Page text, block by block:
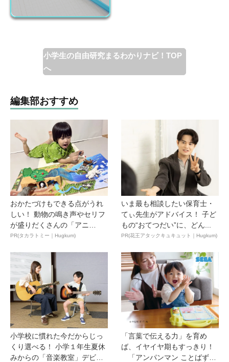
小学生の自由研究まるわかりナビ！TOP
へ
編集部おすすめ
おかたづけもできる点がうれ
しい！ 動物の鳴き声やセリフ
が盛りだくさんの「アニ
ア ...
PR(タカラトミー｜Hugkum)
いま最も相談したい保育士・
てぃ先生がアドバイス！ 子ど
もの“おてつだい”に、どん...
PR(花王アタックキュキュット｜Hugkum)
小学校に慣れた今だからじっ
くり選べる！ 小学１年生夏休
みからの「音楽教室」デビ
「言葉で伝える力」を育め
ば、イヤイヤ期もすっきり！
「アンパンマン ことばずか